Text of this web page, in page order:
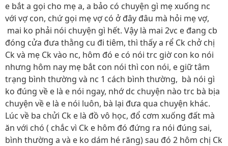
e bắt a gọi cho mẹ a, a bảo có chuyện gì mẹ xuống nc
với vợ con, chứ gọi mẹ vợ có ở đây đâu mà hỏi mẹ vợ,
mai ko phải nói chuyện gì hết. Vậy là mai 2vc e đang cb
đóng cửa đưa thằng cu đi tiêm, thì thấy a rể Ck chở chị
Ck và mẹ Ck vào nc, hôm đó e có nói trc giờ con ko nói
nhưng hôm nay mẹ bắt con nói thì con nói, e giữ tâm
trạng bình thường và nc 1 cách bình thường, bà nói gì
ko đúng về e là e nói ngay, nhớ dc chuyện nào trc bà bịa
chuyện về e là e nói luôn, bà lại đưa qua chuyện khác.
Lúc về ba chửi Ck e là đồ vô học, đổ cơm xuống đất mà
ăn với chó ( chắc vì Ck e hôm đó đứng ra nói đúng sai,
bình thường a và e ko dám hé răng) sau đó 2 hôm chị Ck